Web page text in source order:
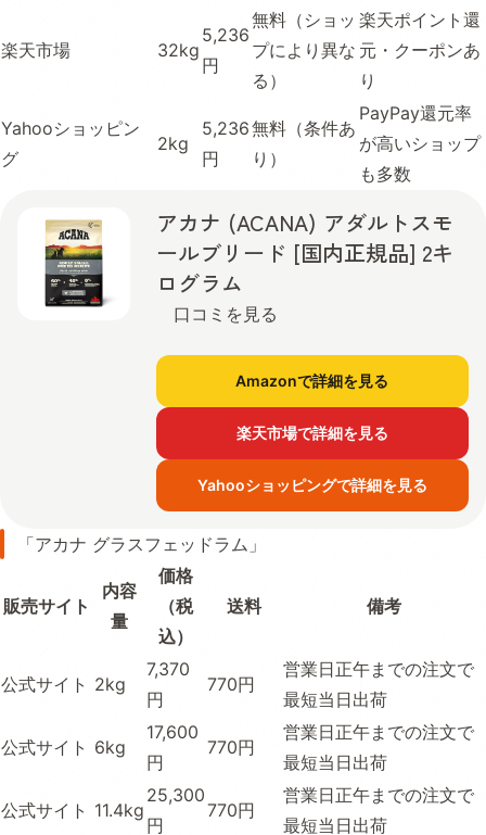
楽天市場 32kg
5,236
円
無料（ショッ
プにより異な
る）
楽天ポイント還
元・クーポンあ
り
Yahooショッピン
グ
2kg
5,236
円
無料（条件あ
り）
PayPay還元率
が高いショップ
も多数
アカナ (ACANA) アダルトスモ
ールブリード [国内正規品] 2キ
ログラム
口コミを見る
Amazonで詳細を見る
楽天市場で詳細を見る
Yahooショッピングで詳細を見る
「アカナ グラスフェッドラム」
販売サイト
内容
量
価格
（税
込）
送料 備考
公式サイト 2kg
7,370
円
770円
営業日正午までの注文で
最短当日出荷
公式サイト 6kg
17,600
円
770円
営業日正午までの注文で
最短当日出荷
公式サイト 11.4kg
25,300
円
770円
営業日正午までの注文で
最短当日出荷